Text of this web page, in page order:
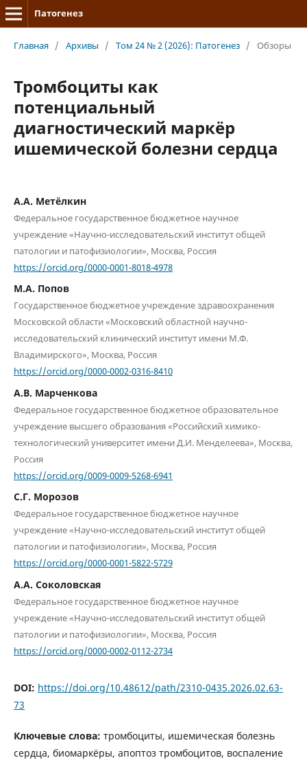
Патогенез
Главная / Архивы / Том 24 № 2 (2026): Патогенез / Обзоры
Тромбоциты как
потенциальный
диагностический маркёр
ишемической болезни сердца
А.А. Метёлкин
Федеральное государственное бюджетное научное
учреждение «Научно-исследовательский институт общей
патологии и патофизиологии», Москва, Россия
https://orcid.org/0000-0001-8018-4978
М.А. Попов
Государственное бюджетное учреждение здравоохранения
Московской области «Московский областной научно-
исследовательский клинический институт имени М.Ф.
Владимирского», Москва, Россия
https://orcid.org/0000-0002-0316-8410
А.В. Марченкова
Федеральное государственное бюджетное образовательное
учреждение высшего образования «Российский химико-
технологический университет имени Д.И. Менделеева», Москва,
Россия
https://orcid.org/0009-0009-5268-6941
С.Г. Морозов
Федеральное государственное бюджетное научное
учреждение «Научно-исследовательский институт общей
патологии и патофизиологии», Москва, Россия
https://orcid.org/0000-0001-5822-5729
А.А. Соколовская
Федеральное государственное бюджетное научное
учреждение «Научно-исследовательский институт общей
патологии и патофизиологии», Москва, Россия
https://orcid.org/0000-0002-0112-2734
DOI: https://doi.org/10.48612/path/2310-0435.2026.02.63-
73
Ключевые слова: тромбоциты, ишемическая болезнь
сердца, биомаркёры, апоптоз тромбоцитов, воспаление